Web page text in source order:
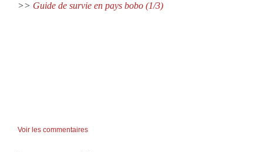
>> Guide de survie en pays bobo (1/3)
Voir les commentaires